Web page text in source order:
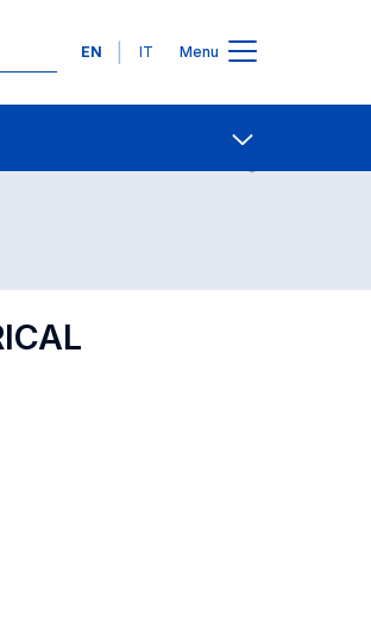
Languages
EN IT Menu
Contact Us